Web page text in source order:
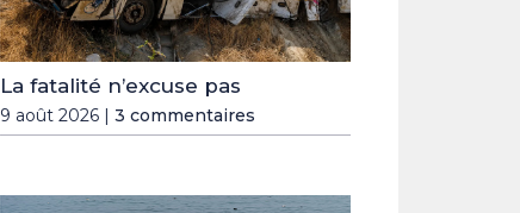
La fatalité n’excuse pas
9 août 2026 | 3 commentaires